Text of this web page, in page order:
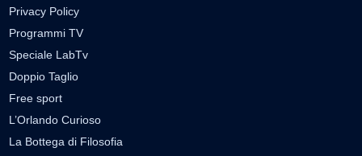
Privacy Policy
Programmi TV
Speciale LabTv
Doppio Taglio
Free sport
L’Orlando Curioso
La Bottega di Filosofia